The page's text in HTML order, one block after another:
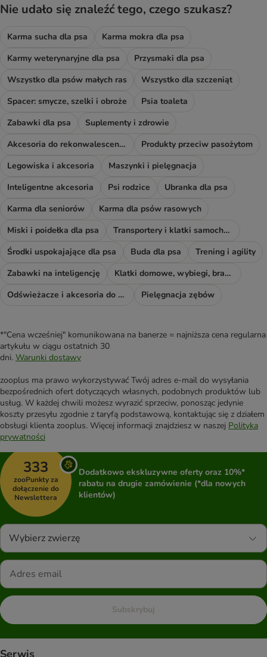
Nie udało się znaleźć tego, czego szukasz?
Karma sucha dla psa
Karma mokra dla psa
Karmy weterynaryjne dla psa
Przysmaki dla psa
Wszystko dla psów małych ras
Wszystko dla szczeniąt
Spacer: smycze, szelki i obroże
Psia toaleta
Zabawki dla psa
Suplementy i zdrowie
Akcesoria do rekonwalescencji
Produkty przeciw pasożytom
Legowiska i akcesoria
Maszynki i pielęgnacja
Inteligentne akcesoria
Psi rodzice
Ubranka dla psa
Karma dla seniorów
Karma dla psów rasowych
Miski i poidełka dla psa
Transportery i klatki samochodowe
Środki uspokajające dla psa
Buda dla psa
Trening i agility
Zabawki na inteligencję
Klatki domowe, wybiegi, bramki i rampy
Odświeżacze i akcesoria do sprzątania
Pielęgnacja zębów
*"Cena wcześniej" komunikowana na banerze = najniższa cena regularna
artykułu w ciągu ostatnich 30
dni. Warunki dostawy
zooplus ma prawo wykorzystywać Twój adres e-mail do wysyłania
bezpośrednich ofert dotyczących własnych, podobnych produktów lub
usług. W każdej chwili możesz wyrazić sprzeciw, ponosząc jedynie
koszty przesyłu zgodnie z taryfą podstawową, kontaktując się z działem
obsługi klienta zooplus. Więcej informacji znajdziesz w naszej Polityka
prywatności
333
zooPunkty za
dołączenie do
Newslettera
Dodatkowo ekskluzywne oferty oraz 10%*
rabatu na drugie zamówienie (*dla nowych
klientów)
Wybierz zwierzę
Subskrybuj